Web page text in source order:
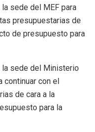
sede del MEF para
presupuestarias de
de presupuesto para
sede del Ministerio
continuar con el
de cara a la
para la